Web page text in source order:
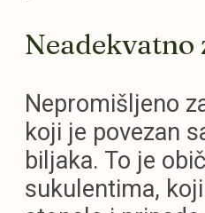
Neadekvatno
Nepromišljeno
koji je povezan
biljaka. To je
sukulentima,